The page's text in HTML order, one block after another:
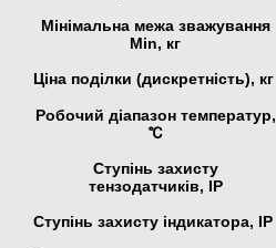
Мінімальна межа зважування
Min, кг
Ціна поділки (дискретність), кг
Робочий діапазон температур,
℃
Ступінь захисту
тензодатчиків, IP
Ступінь захисту індикатора, IP